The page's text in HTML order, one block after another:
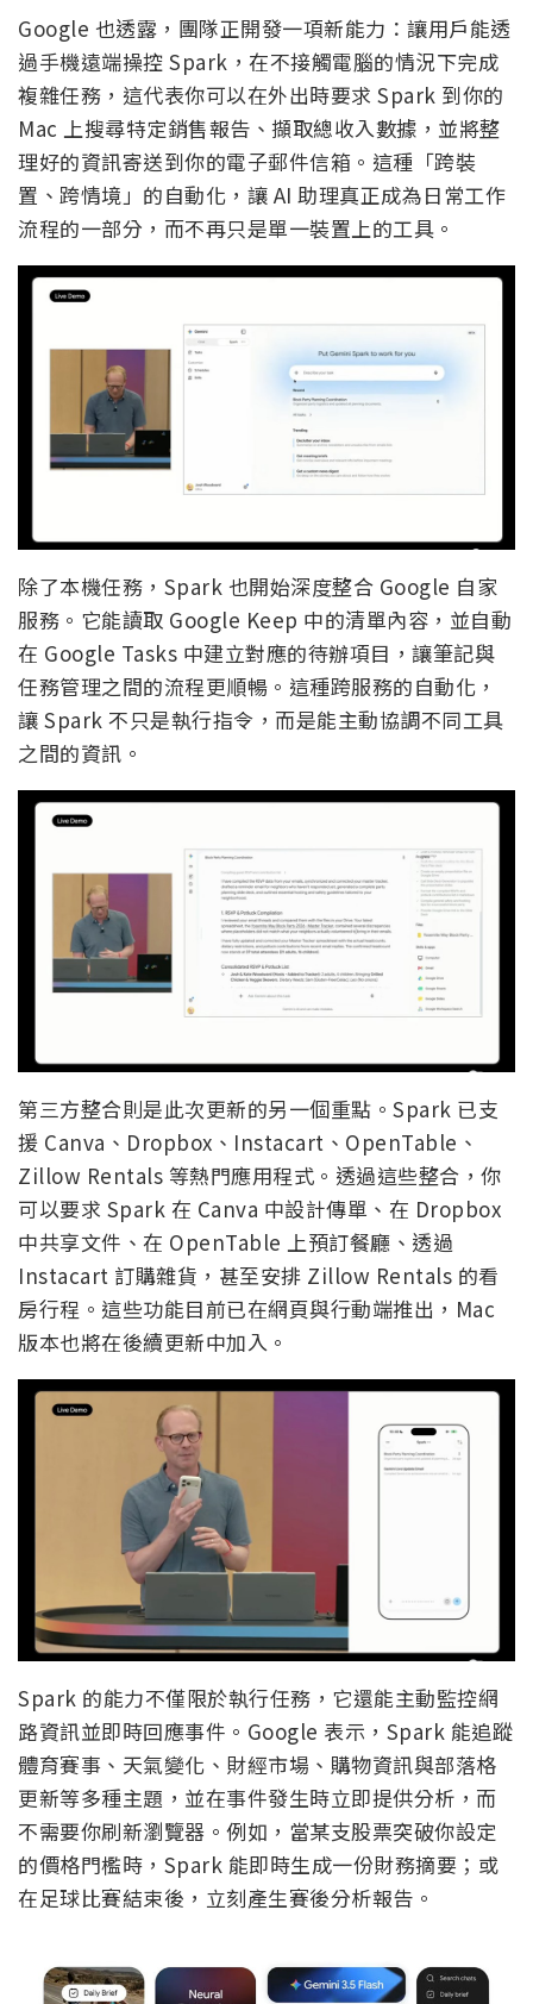
Google 也透露，團隊正開發一項新能力：讓用戶能透
過手機遠端操控 Spark，在不接觸電腦的情況下完成
複雜任務，這代表你可以在外出時要求 Spark 到你的
Mac 上搜尋特定銷售報告、擷取總收入數據，並將整
理好的資訊寄送到你的電子郵件信箱。這種「跨裝
置、跨情境」的自動化，讓 AI 助理真正成為日常工作
流程的一部分，而不再只是單一裝置上的工具。
除了本機任務，Spark 也開始深度整合 Google 自家
服務。它能讀取 Google Keep 中的清單內容，並自動
在 Google Tasks 中建立對應的待辦項目，讓筆記與
任務管理之間的流程更順暢。這種跨服務的自動化，
讓 Spark 不只是執行指令，而是能主動協調不同工具
之間的資訊。
第三方整合則是此次更新的另一個重點。Spark 已支
援 Canva、Dropbox、Instacart、OpenTable、
Zillow Rentals 等熱門應用程式。透過這些整合，你
可以要求 Spark 在 Canva 中設計傳單、在 Dropbox
中共享文件、在 OpenTable 上預訂餐廳、透過
Instacart 訂購雜貨，甚至安排 Zillow Rentals 的看
房行程。這些功能目前已在網頁與行動端推出，Mac
版本也將在後續更新中加入。
Spark 的能力不僅限於執行任務，它還能主動監控網
路資訊並即時回應事件。Google 表示，Spark 能追蹤
體育賽事、天氣變化、財經市場、購物資訊與部落格
更新等多種主題，並在事件發生時立即提供分析，而
不需要你刷新瀏覽器。例如，當某支股票突破你設定
的價格門檻時，Spark 能即時生成一份財務摘要；或
在足球比賽結束後，立刻產生賽後分析報告。